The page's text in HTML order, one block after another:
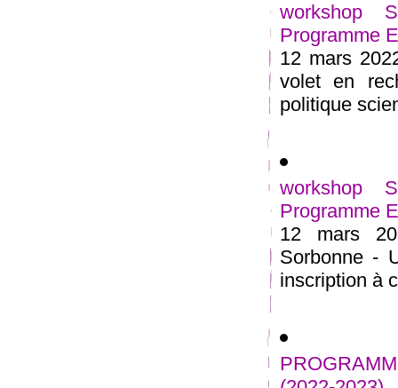
workshop
Programme
12 mars
volet en
politique
workshop
Programme
12 mars
Sorbonne -
inscription à